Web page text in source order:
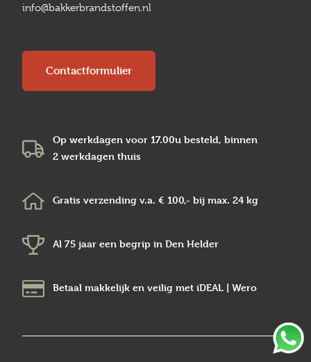
info@bakkerbrandstoffen.nl
Contactformulier
Op werkdagen voor 17.00u besteld, binnen
2 werkdagen thuis
Gratis verzending v.a. € 100,- bij max. 24 kg
Al 75 jaar een begrip in Den Helder
Betaal makkelijk en veilig met iDEAL | Wero